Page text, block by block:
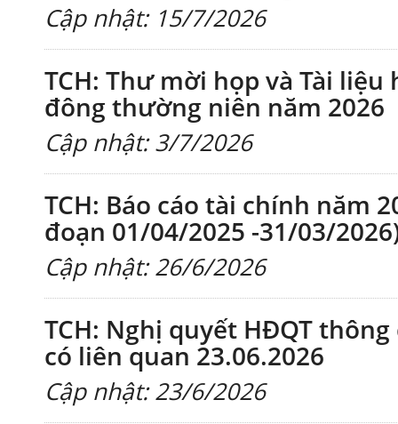
Cập nhật: 15/7/2026
TCH: Thư mời họp và Tài
đông thường niên năm 2026
Cập nhật: 3/7/2026
TCH: Báo cáo tài chính năm
đoạn 01/04/2025 -31/03/
Cập nhật: 26/6/2026
TCH: Nghị quyết HĐQT
có liên quan 23.06.2026
Cập nhật: 23/6/2026